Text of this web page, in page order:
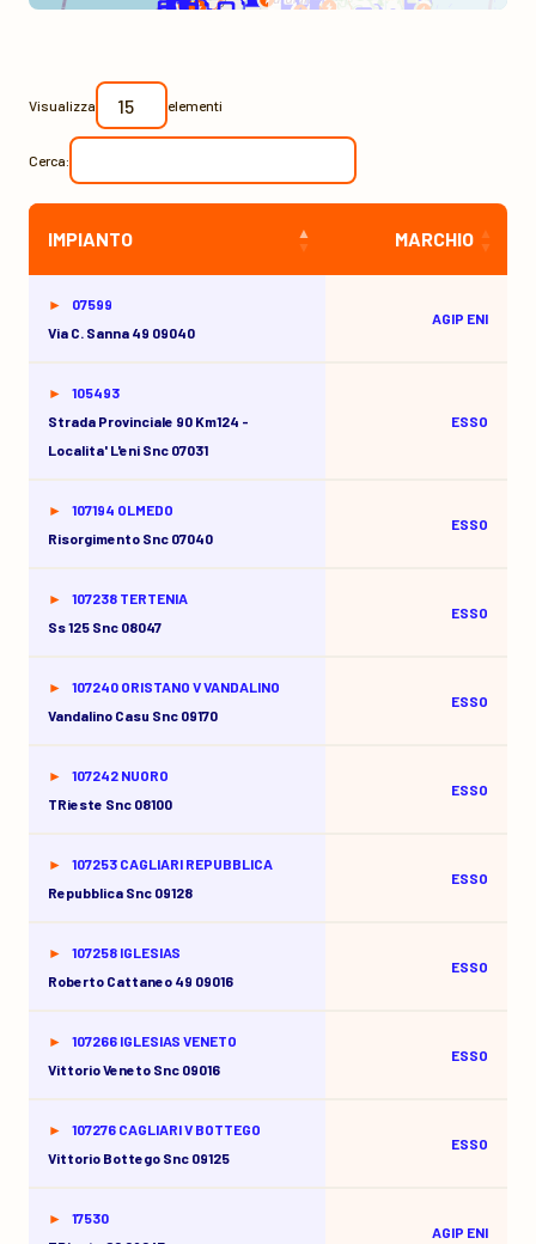
Visualizza elementi
Cerca:
IMPIANTO MARCHIO
07599
Via C. Sanna 49 09040
AGIP ENI
105493
Strada Provinciale 90 Km124 -
Localita' L'eni Snc 07031
ESSO
107194 OLMEDO
Risorgimento Snc 07040
ESSO
107238 TERTENIA
Ss 125 Snc 08047
ESSO
107240 ORISTANO V VANDALINO
Vandalino Casu Snc 09170
ESSO
107242 NUORO
TRieste Snc 08100
ESSO
107253 CAGLIARI REPUBBLICA
Repubblica Snc 09128
ESSO
107258 IGLESIAS
Roberto Cattaneo 49 09016
ESSO
107266 IGLESIAS VENETO
Vittorio Veneto Snc 09016
ESSO
107276 CAGLIARI V BOTTEGO
Vittorio Bottego Snc 09125
ESSO
17530
AGIP ENI